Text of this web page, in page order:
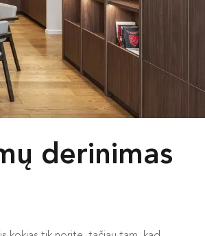
derinimas